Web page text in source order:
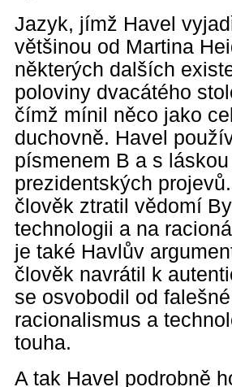
Jazyk, jímž Havel
většinou od Martina
některých dalších
poloviny dvacátého
čímž mínil něco jako
duchovně. Havel
písmenem B a s
prezidentských
člověk ztratil vědomí
technologii a na
je také Havlův
člověk navrátil k
se osvobodil od
racionalismus a
touha.
A tak Havel podrobně